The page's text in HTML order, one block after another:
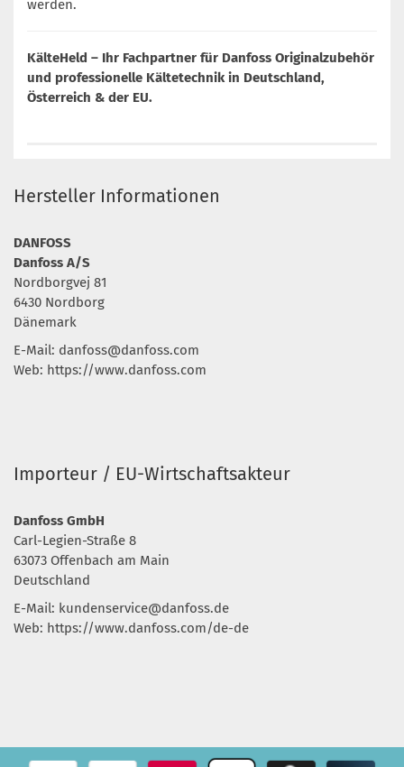
werden.
KälteHeld – Ihr Fachpartner für Danfoss Originalzubehör
und professionelle Kältetechnik in Deutschland,
Österreich & der EU.
Hersteller Informationen
DANFOSS
Danfoss A/S
Nordborgvej 81
6430 Nordborg
Dänemark
E-Mail: danfoss@danfoss.com
Web: https://www.danfoss.com
Importeur / EU-Wirtschaftsakteur
Danfoss GmbH
Carl-Legien-Straße 8
63073 Offenbach am Main
Deutschland
E-Mail: kundenservice@danfoss.de
Web: https://www.danfoss.com/de-de